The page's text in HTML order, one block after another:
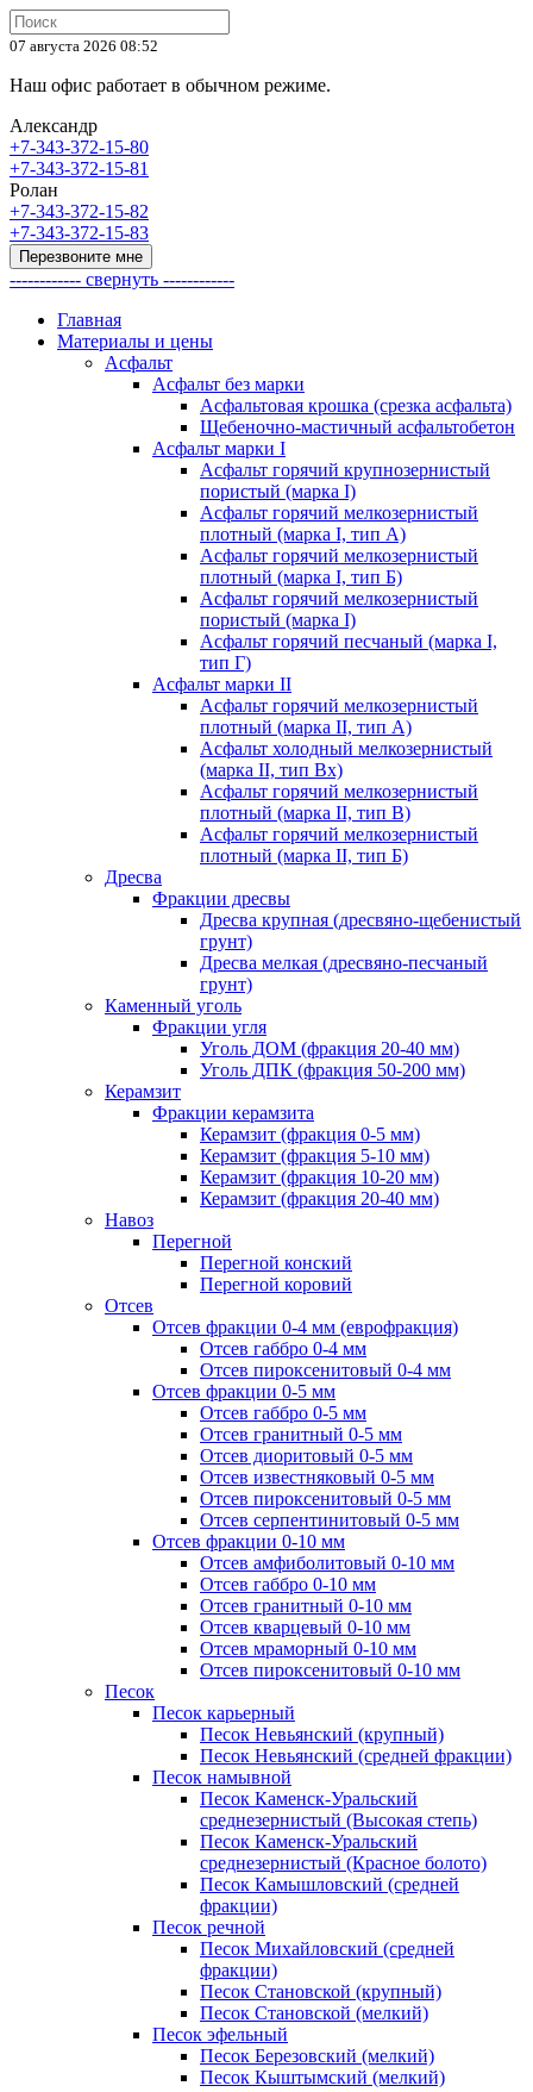
07 августа 2026 08:52
Наш офис работает в обычном режиме.
Александр
+7-343-372-15-80
+7-343-372-15-81
Ролан
+7-343-372-15-82
+7-343-372-15-83
Перезвоните мне
------------ свернуть ------------
Главная
Материалы и цены
Асфальт
Асфальт без марки
Асфальтовая крошка (срезка асфальта)
Щебеночно-мастичный асфальтобетон
Асфальт марки I
Асфальт горячий крупнозернистый
пористый (марка I)
Асфальт горячий мелкозернистый
плотный (марка I, тип А)
Асфальт горячий мелкозернистый
плотный (марка I, тип Б)
Асфальт горячий мелкозернистый
пористый (марка I)
Асфальт горячий песчаный (марка I,
тип Г)
Асфальт марки II
Асфальт горячий мелкозернистый
плотный (марка II, тип А)
Асфальт холодный мелкозернистый
(марка II, тип Вх)
Асфальт горячий мелкозернистый
плотный (марка II, тип В)
Асфальт горячий мелкозернистый
плотный (марка II, тип Б)
Дресва
Фракции дресвы
Дресва крупная (дресвяно-щебенистый
грунт)
Дресва мелкая (дресвяно-песчаный
грунт)
Каменный уголь
Фракции угля
Уголь ДОМ (фракция 20-40 мм)
Уголь ДПК (фракция 50-200 мм)
Керамзит
Фракции керамзита
Керамзит (фракция 0-5 мм)
Керамзит (фракция 5-10 мм)
Керамзит (фракция 10-20 мм)
Керамзит (фракция 20-40 мм)
Навоз
Перегной
Перегной конский
Перегной коровий
Отсев
Отсев фракции 0-4 мм (еврофракция)
Отсев габбро 0-4 мм
Отсев пироксенитовый 0-4 мм
Отсев фракции 0-5 мм
Отсев габбро 0-5 мм
Отсев гранитный 0-5 мм
Отсев диоритовый 0-5 мм
Отсев известняковый 0-5 мм
Отсев пироксенитовый 0-5 мм
Отсев серпентинитовый 0-5 мм
Отсев фракции 0-10 мм
Отсев амфиболитовый 0-10 мм
Отсев габбро 0-10 мм
Отсев гранитный 0-10 мм
Отсев кварцевый 0-10 мм
Отсев мраморный 0-10 мм
Отсев пироксенитовый 0-10 мм
Песок
Песок карьерный
Песок Невьянский (крупный)
Песок Невьянский (средней фракции)
Песок намывной
Песок Каменск-Уральский
среднезернистый (Высокая степь)
Песок Каменск-Уральский
среднезернистый (Красное болото)
Песок Камышловский (средней
фракции)
Песок речной
Песок Михайловский (средней
фракции)
Песок Становской (крупный)
Песок Становской (мелкий)
Песок эфельный
Песок Березовский (мелкий)
Песок Кыштымский (мелкий)